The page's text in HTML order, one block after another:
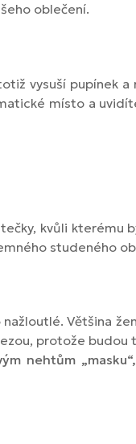
oblečení.
vysuší pupínek a
místo a
kvůli kterému
studeného
nažloutlé. Většina
protože budou
nehtům